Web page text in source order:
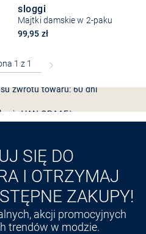
sloggi
Majtki damskie w 2-paku
99,95 zł
zwrotu towaru: 60 dni
SIĘ DO
I OTRZYMAJ
ZAKUPY!
akcji promocyjnych
trendów w modzie.